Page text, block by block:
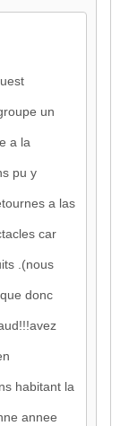
un
a la
pu y
a las
car
.(nous
donc
habitant la
annee